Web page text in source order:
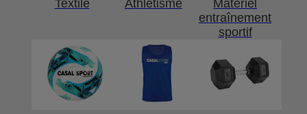
Textile Athlétisme
Matériel
entraînement
sportif